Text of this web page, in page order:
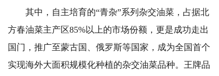
其中，自主培育的“青杂”系列杂交油菜，占据北
方春油菜主产区85%以上的市场份额，更是成功走出
国门，推广至蒙古国、俄罗斯等国家，成为全国首个
实现海外大面积规模化种植的杂交油菜品种。王牌品